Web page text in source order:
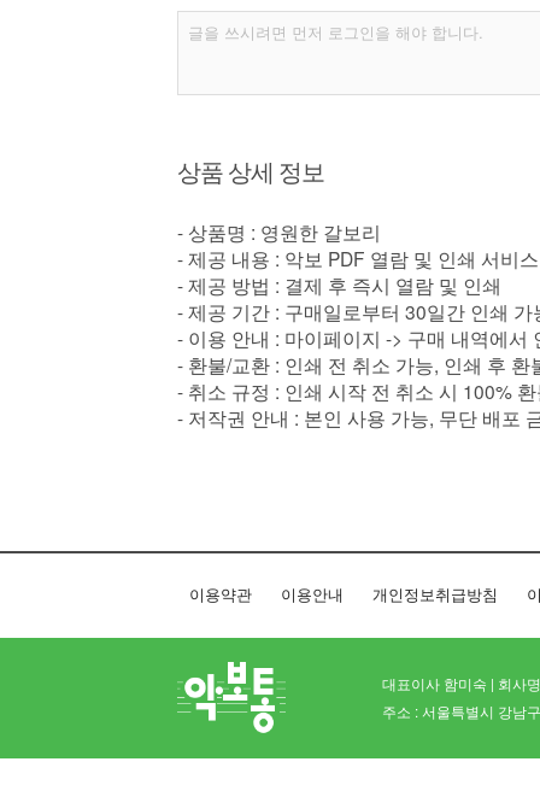
상품 상세 정보
- 상품명 : 영원한 갈보리
- 제공 내용 : 악보 PDF 열람 및 인쇄 서비스
- 제공 방법 : 결제 후 즉시 열람 및 인쇄
- 제공 기간 : 구매일로부터 30일간 인쇄
- 이용 안내 : 마이페이지 -> 구매 내역에서
- 환불/교환 : 인쇄 전 취소 가능, 인쇄 후 환
- 취소 규정 : 인쇄 시작 전 취소 시 100%
- 저작권 안내 : 본인 사용 가능, 무단 배포
이용약관 이용안내 개인정보취급방침
대표이사 함미숙 | 회사
주소 : 서울특별시 강남